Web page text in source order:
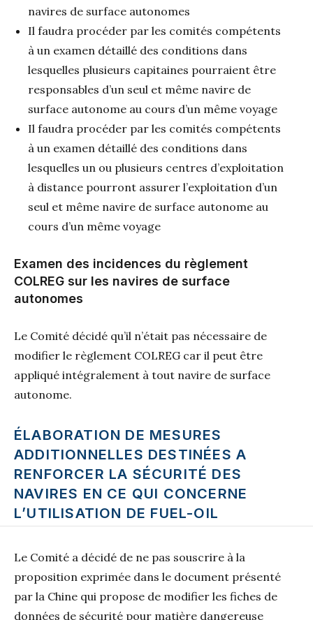
navires de surface autonomes
Il faudra procéder par les comités compétents
à un examen détaillé des conditions dans
lesquelles plusieurs capitaines pourraient être
responsables d’un seul et même navire de
surface autonome au cours d’un même voyage
Il faudra procéder par les comités compétents
à un examen détaillé des conditions dans
lesquelles un ou plusieurs centres d’exploitation
à distance pourront assurer l’exploitation d’un
seul et même navire de surface autonome au
cours d’un même voyage
Examen des incidences du règlement
COLREG sur les navires de surface
autonomes
Le Comité décidé qu’il n’était pas nécessaire de
modifier le règlement COLREG car il peut être
appliqué intégralement à tout navire de surface
autonome.
ÉLABORATION DE MESURES
ADDITIONNELLES DESTINÉES A
RENFORCER LA SÉCURITÉ DES
NAVIRES EN CE QUI CONCERNE
L’UTILISATION DE FUEL-OIL
Le Comité a décidé de ne pas souscrire à la
proposition exprimée dans le document présenté
par la Chine qui propose de modifier les fiches de
données de sécurité pour matière dangereuse